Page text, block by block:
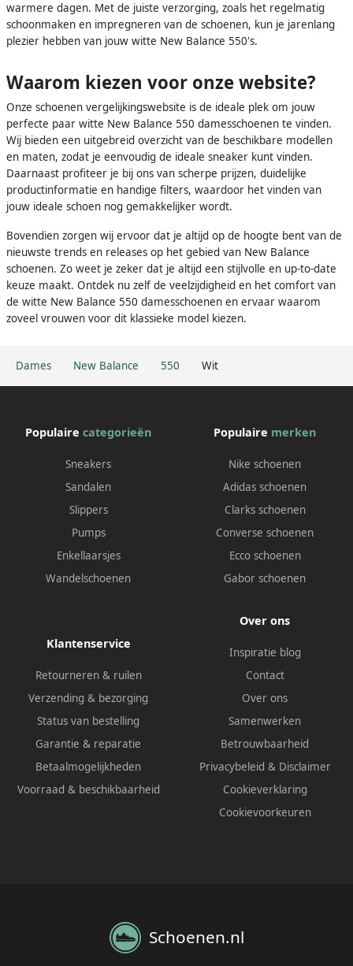
Dames New Balance 550 Wit
warmere dagen. Met de juiste verzorging, zoals het regelmatig
schoonmaken en impregneren van de schoenen, kun je jarenlang
plezier hebben van jouw witte New Balance 550's.
Waarom kiezen voor onze website?
Onze schoenen vergelijkingswebsite is de ideale plek om jouw
perfecte paar witte New Balance 550 damesschoenen te vinden.
Wij bieden een uitgebreid overzicht van de beschikbare modellen
en maten, zodat je eenvoudig de ideale sneaker kunt vinden.
Daarnaast profiteer je bij ons van scherpe prijzen, duidelijke
productinformatie en handige filters, waardoor het vinden van
jouw ideale schoen nog gemakkelijker wordt.
Bovendien zorgen wij ervoor dat je altijd op de hoogte bent van de
nieuwste trends en releases op het gebied van New Balance
schoenen. Zo weet je zeker dat je altijd een stijlvolle en up-to-date
keuze maakt. Ontdek nu zelf de veelzijdigheid en het comfort van
de witte New Balance 550 damesschoenen en ervaar waarom
zoveel vrouwen voor dit klassieke model kiezen.
Populaire categorieën
Sneakers
Sandalen
Slippers
Pumps
Enkellaarsjes
Wandelschoenen
Populaire merken
Nike schoenen
Adidas schoenen
Clarks schoenen
Converse schoenen
Ecco schoenen
Gabor schoenen
Klantenservice
Retourneren & ruilen
Verzending & bezorging
Status van bestelling
Garantie & reparatie
Betaalmogelijkheden
Voorraad & beschikbaarheid
Over ons
Inspiratie blog
Contact
Over ons
Samenwerken
Betrouwbaarheid
Privacybeleid & Disclaimer
Cookieverklaring
Cookievoorkeuren
Schoenen.nl